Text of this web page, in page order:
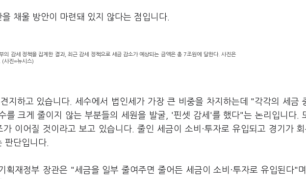
채울 방안이 마련돼 있지 않다는 점입니다.
의 감세 정책을 집계한 결과, 최근 감세 정책으로 세금 감소가 예상되는 금액은 총 7조원에 달한다. 사진은
(사진=뉴시스)
지하고 있습니다. 세수에서 법인세가 가장 큰 비중을 차지하는데 "각각의 세금
를 크게 줄이지 않는 부분들의 세원을 발굴, '핀셋 감세'를 했다"는 논리입니다.
이어질 것이라고 보고 있습니다. 줄인 세금이 소비·투자로 유입되고 경기가 회
판단입니다.
획재정부 장관은 "세금을 일부 줄여주면 줄어든 세금이 소비·투자로 유입된다"